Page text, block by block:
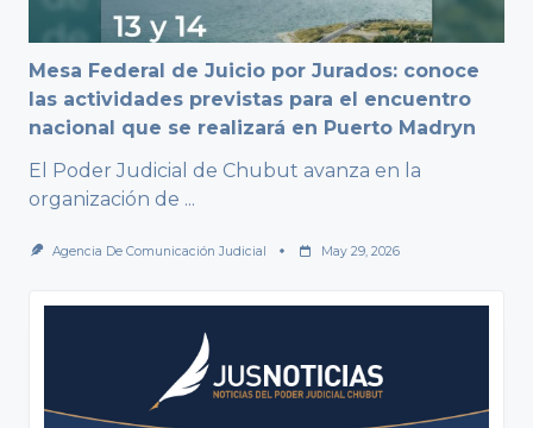
Mesa Federal de Juicio por Jurados: conoce
las actividades previstas para el encuentro
nacional que se realizará en Puerto Madryn
El Poder Judicial de Chubut avanza en la
organización de ...
Agencia De Comunicación Judicial May 29, 2026